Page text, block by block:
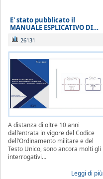
E' stato pubblicato il
MANUALE ESPLICATIVO DI…
26131
A distanza di oltre 10 anni
dall’entrata in vigore del Codice
dell’Ordinamento militare e del
Testo Unico, sono ancora molti gli
interrogativi…
Leggi di più